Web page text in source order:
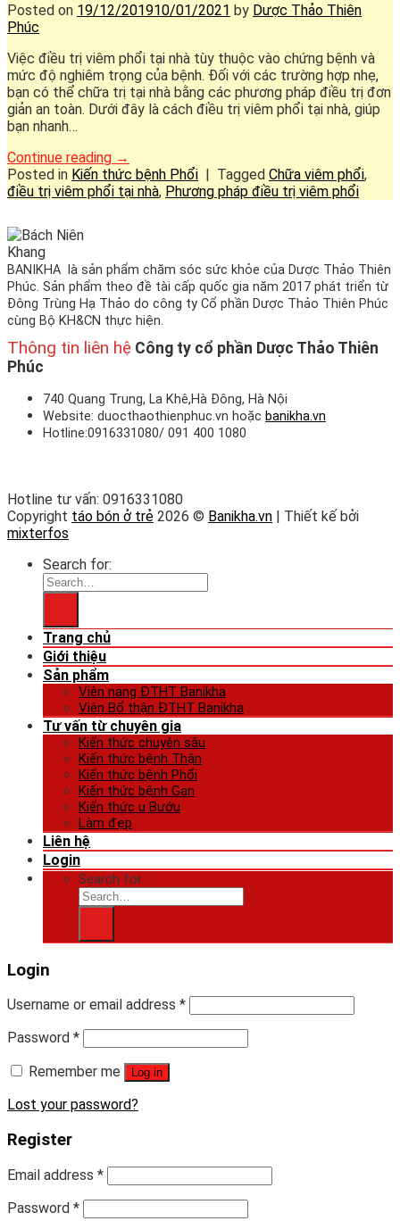
Posted on 19/12/201910/01/2021 by Dược Thảo Thiên
Phúc
Việc điều trị viêm phổi tại nhà tùy thuộc vào chứng bệnh và
mức độ nghiêm trọng của bệnh. Đối với các trường hợp nhẹ,
bạn có thể chữa trị tại nhà bằng các phương pháp điều trị đơn
giản an toàn. Dưới đây là cách điều trị viêm phổi tại nhà, giúp
bạn nhanh…
Continue reading →
Posted in Kiến thức bệnh Phổi | Tagged Chữa viêm phổi,
điều trị viêm phổi tại nhà, Phương pháp điều trị viêm phổi
BANIKHA là sản phẩm chăm sóc sức khỏe của Dược Thảo Thiên
Phúc. Sản phẩm theo đề tài cấp quốc gia năm 2017 phát triển từ
Đông Trùng Hạ Thảo do công ty Cổ phần Dược Thảo Thiên Phúc
cùng Bộ KH&CN thực hiện.
Thông tin liên hệ Công ty cổ phần Dược Thảo Thiên
Phúc
740 Quang Trung, La Khê,Hà Đông, Hà Nội
Website: duocthaothienphuc.vn hoặc banikha.vn
Hotline:0916331080/ 091 400 1080
Hotline tư vấn: 0916331080
Copyright táo bón ở trẻ 2026 © Banikha.vn | Thiết kế bởi
mixterfos
Search for:
Trang chủ
Giới thiệu
Sản phẩm
Viên nang ĐTHT Banikha
Viên Bổ thận ĐTHT Banikha
Tư vấn từ chuyên gia
Kiến thức chuyên sâu
Kiến thức bệnh Thận
Kiến thức bệnh Phổi
Kiến thức bệnh Gan
Kiến thức u Bướu
Làm đẹp
Liên hệ
Login
Search for:
Login
Username or email address *
Password *
Remember me
Log in
Lost your password?
Register
Email address *
Password *